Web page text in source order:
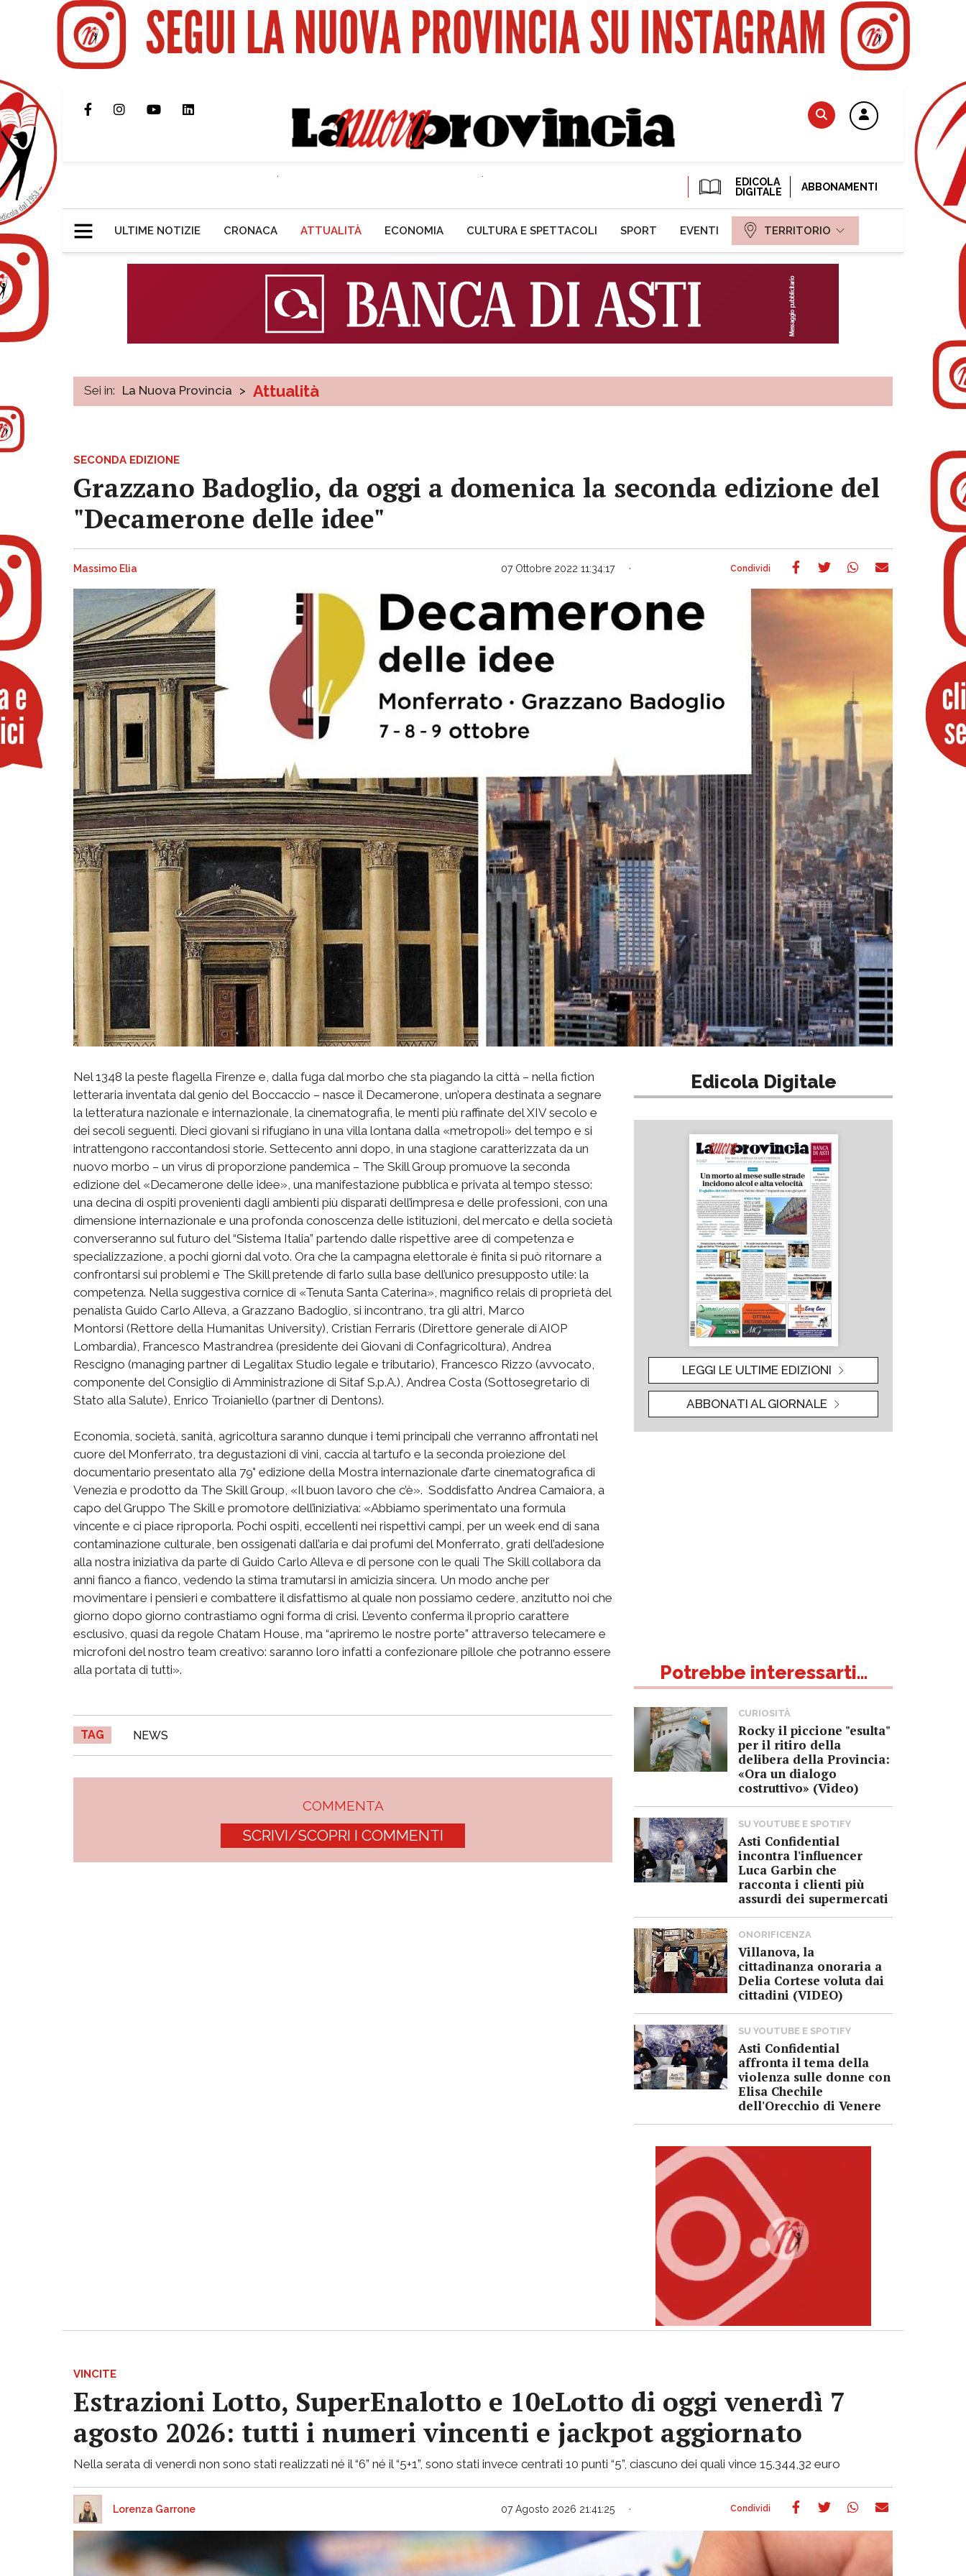
EDICOLA
DIGITALE
ABBONAMENTI
ULTIME NOTIZIE CRONACA ATTUALITÀ ECONOMIA CULTURA E SPETTACOLI SPORT EVENTI TERRITORIO
Sei in: La Nuova Provincia > Attualità
SECONDA EDIZIONE
Grazzano Badoglio, da oggi a domenica la seconda edizione del
"Decamerone delle idee"
Massimo Elia 07 Ottobre 2022 11:34:17
Nel 1348 la peste flagella Firenze e, dalla fuga dal morbo che sta piagando la città – nella fiction
letteraria inventata dal genio del Boccaccio – nasce il Decamerone, un’opera destinata a segnare
la letteratura nazionale e internazionale, la cinematografia, le menti più raffinate del XIV secolo e
dei secoli seguenti. Dieci giovani si rifugiano in una villa lontana dalla «metropoli» del tempo e si
intrattengono raccontandosi storie. Settecento anni dopo, in una stagione caratterizzata da un
nuovo morbo – un virus di proporzione pandemica – The Skill Group promuove la seconda
edizione del «Decamerone delle idee», una manifestazione pubblica e privata al tempo stesso:
una decina di ospiti provenienti dagli ambienti più disparati dell’impresa e delle professioni, con una
dimensione internazionale e una profonda conoscenza delle istituzioni, del mercato e della società
converseranno sul futuro del “Sistema Italia” partendo dalle rispettive aree di competenza e
specializzazione, a pochi giorni dal voto. Ora che la campagna elettorale è finita si può ritornare a
confrontarsi sui problemi e The Skill pretende di farlo sulla base dell’unico presupposto utile: la
competenza. Nella suggestiva cornice di «Tenuta Santa Caterina», magnifico relais di proprietà del
penalista Guido Carlo Alleva, a Grazzano Badoglio, si incontrano, tra gli altri, Marco
Montorsi (Rettore della Humanitas University), Cristian Ferraris (Direttore generale di AIOP
Lombardia), Francesco Mastrandrea (presidente dei Giovani di Confagricoltura), Andrea
Rescigno (managing partner di Legalitax Studio legale e tributario), Francesco Rizzo (avvocato,
componente del Consiglio di Amministrazione di Sitaf S.p.A.), Andrea Costa (Sottosegretario di
Stato alla Salute), Enrico Troianiello (partner di Dentons).
Economia, società, sanità, agricoltura saranno dunque i temi principali che verranno affrontati nel
cuore del Monferrato, tra degustazioni di vini, caccia al tartufo e la seconda proiezione del
documentario presentato alla 79° edizione della Mostra internazionale d’arte cinematografica di
Venezia e prodotto da The Skill Group, «Il buon lavoro che c’è». Soddisfatto Andrea Camaiora, a
capo del Gruppo The Skill e promotore dell’iniziativa: «Abbiamo sperimentato una formula
vincente e ci piace riproporla. Pochi ospiti, eccellenti nei rispettivi campi, per un week end di sana
contaminazione culturale, ben ossigenati dall’aria e dai profumi del Monferrato, grati dell’adesione
alla nostra iniziativa da parte di Guido Carlo Alleva e di persone con le quali The Skill collabora da
anni fianco a fianco, vedendo la stima tramutarsi in amicizia sincera. Un modo anche per
movimentare i pensieri e combattere il disfattismo al quale non possiamo cedere, anzitutto noi che
giorno dopo giorno contrastiamo ogni forma di crisi. L’evento conferma il proprio carattere
esclusivo, quasi da regole Chatam House, ma “apriremo le nostre porte” attraverso telecamere e
microfoni del nostro team creativo: saranno loro infatti a confezionare pillole che potranno essere
alla portata di tutti».
TAG NEWS
COMMENTA
SCRIVI/SCOPRI I COMMENTI
Edicola Digitale
LEGGI LE ULTIME EDIZIONI
ABBONATI AL GIORNALE
Potrebbe interessarti...
CURIOSITÀ
Rocky il piccione "esulta"
per il ritiro della
delibera della Provincia:
«Ora un dialogo
costruttivo» (Video)
SU YOUTUBE E SPOTIFY
Asti Confidential
incontra l'influencer
Luca Garbin che
racconta i clienti più
assurdi dei supermercati
ONORIFICENZA
Villanova, la
cittadinanza onoraria a
Delia Cortese voluta dai
cittadini (VIDEO)
SU YOUTUBE E SPOTIFY
Asti Confidential
affronta il tema della
violenza sulle donne con
Elisa Chechile
dell'Orecchio di Venere
VINCITE
Estrazioni Lotto, SuperEnalotto e 10eLotto di oggi venerdì 7
agosto 2026: tutti i numeri vincenti e jackpot aggiornato
Nella serata di venerdì non sono stati realizzati né il “6” né il “5+1”, sono stati invece centrati 10 punti “5”, ciascuno dei quali vince 15.344,32 euro
Lorenza Garrone 07 Agosto 2026 21:41:25